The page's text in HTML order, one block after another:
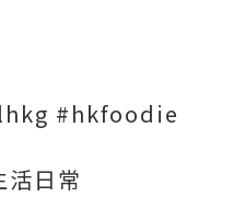
#hkfoodie
日常